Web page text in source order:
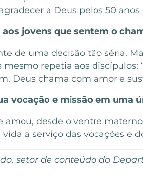
a Deus pelos 50 anos
aos jovens que sentem o
de uma decisão tão séria.
repetia aos discípulos: “
Deus chama com amor e
vocação e missão em uma
amou, desde o ventre
a serviço das vocações e
setor de conteúdo do